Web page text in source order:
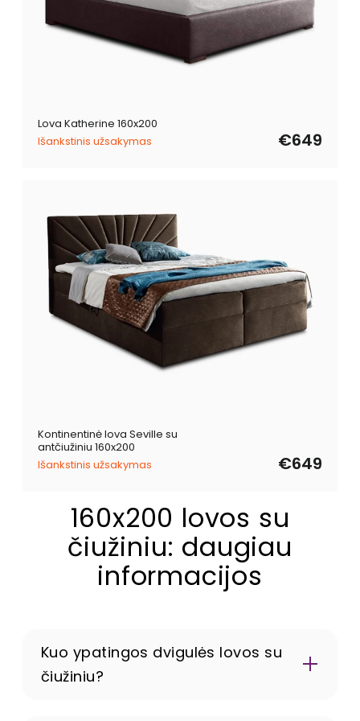
Lova Katherine 160x200
Išankstinis užsakymas
€649
Kontinentinė lova Seville su
antčiužiniu 160x200
Išankstinis užsakymas
€649
160x200 lovos su
čiužiniu: daugiau
informacijos
Kuo ypatingos dvigulės lovos su
čiužiniu?